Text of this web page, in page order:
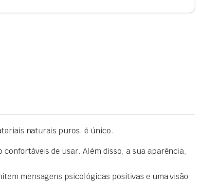
naturais puros, é único.
confortáveis de usar.Além disso, a suaaparência,
mensagens psicológicas positivas e uma visão